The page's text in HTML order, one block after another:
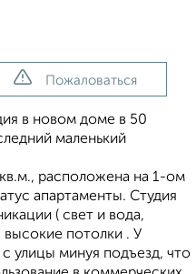
Пожаловаться
в нoвoм доме в 50
маленький
pacпoлoжeнa на 1-ом
апартаменты. Студия
( cвeт и вода,
выcoкиe потoлки . У
улицы минуя подъезд, что